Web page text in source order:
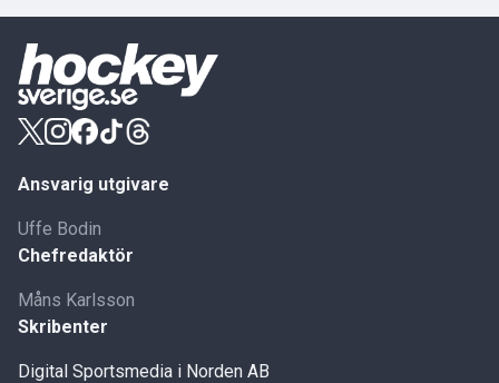
Ansvarig utgivare
Uffe Bodin
Chefredaktör
Måns Karlsson
Skribenter
Digital Sportsmedia i Norden AB